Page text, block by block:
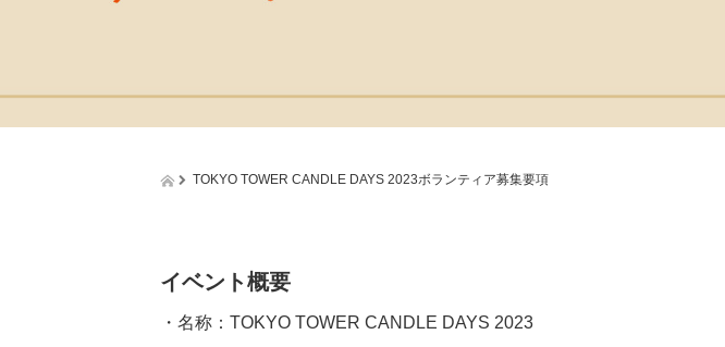
TOKYO TOWER CANDLE DAYS 2023ボランティア募集要項
イベント概要
・名称：TOKYO TOWER CANDLE DAYS 2023